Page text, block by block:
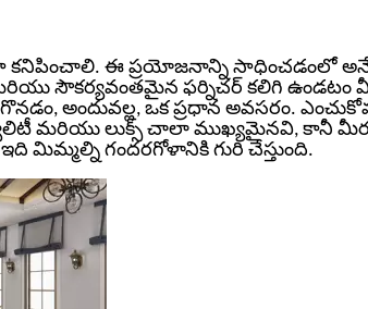
కనిపించాలి. ఈ ప్రయోజనాన్ని సాధించడంలో
సౌకర్యవంతమైన ఫర్నిచర్ కలిగి
అందువల్ల, ఒక ప్రధాన అవసరం.
మరియు లుక్స్ చాలా ముఖ్యమైనవి, కానీ
మిమ్మల్ని గందరగోళానికి గురి చేస్తుంది.